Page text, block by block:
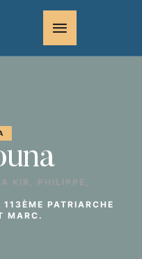
KIR, PHILIPPE,
PATRIARCHE
MARC.